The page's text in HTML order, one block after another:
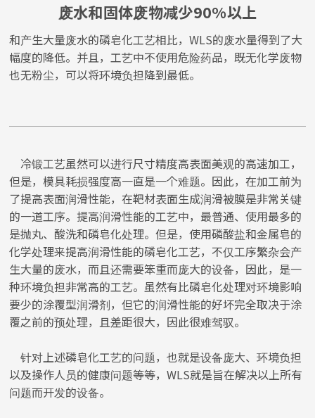
废水和固体废物减少90%以上
和产生大量废水的磷皂化工艺相比，WLS的废水量得到了大
幅度的降低。并且，工艺中不使用危险药品，既无化学废物
也无粉尘，可以将环境负担降到最低。
冷锻工艺虽然可以进行尺寸精度高表面美观的高速加工，
但是，模具耗损强度高一直是一个难题。因此，在加工前为
了提高表面润滑性能，在靶材表面生成润滑被膜是非常关键
的一道工序。提高润滑性能的工艺中，最普通、使用最多的
是抛丸、酸洗和磷皂化处理。但是，使用磷酸盐和金属皂的
化学处理来提高润滑性能的磷皂化工艺，不仅工序繁杂会产
生大量的废水，而且还需要笨重而庞大的设备，因此，是一
种环境负担非常高的工艺。虽然有比磷皂化处理对环境影响
要少的涂覆型润滑剂，但它的润滑性能的好坏完全取决于涂
覆之前的预处理，且差距很大，因此很难驾驭。
针对上述磷皂化工艺的问题，也就是设备庞大、环境负担
以及操作人员的健康问题等等，WLS就是旨在解决以上所有
问题而开发的设备。